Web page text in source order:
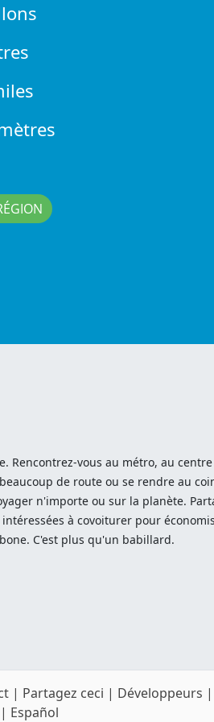
Rencontrez-vous au métro, au
de route ou se rendre au
n'importe ou sur la planète.
à covoiturer pour
C'est plus qu'un babillard.
| Partagez ceci | Développeurs |
| Español